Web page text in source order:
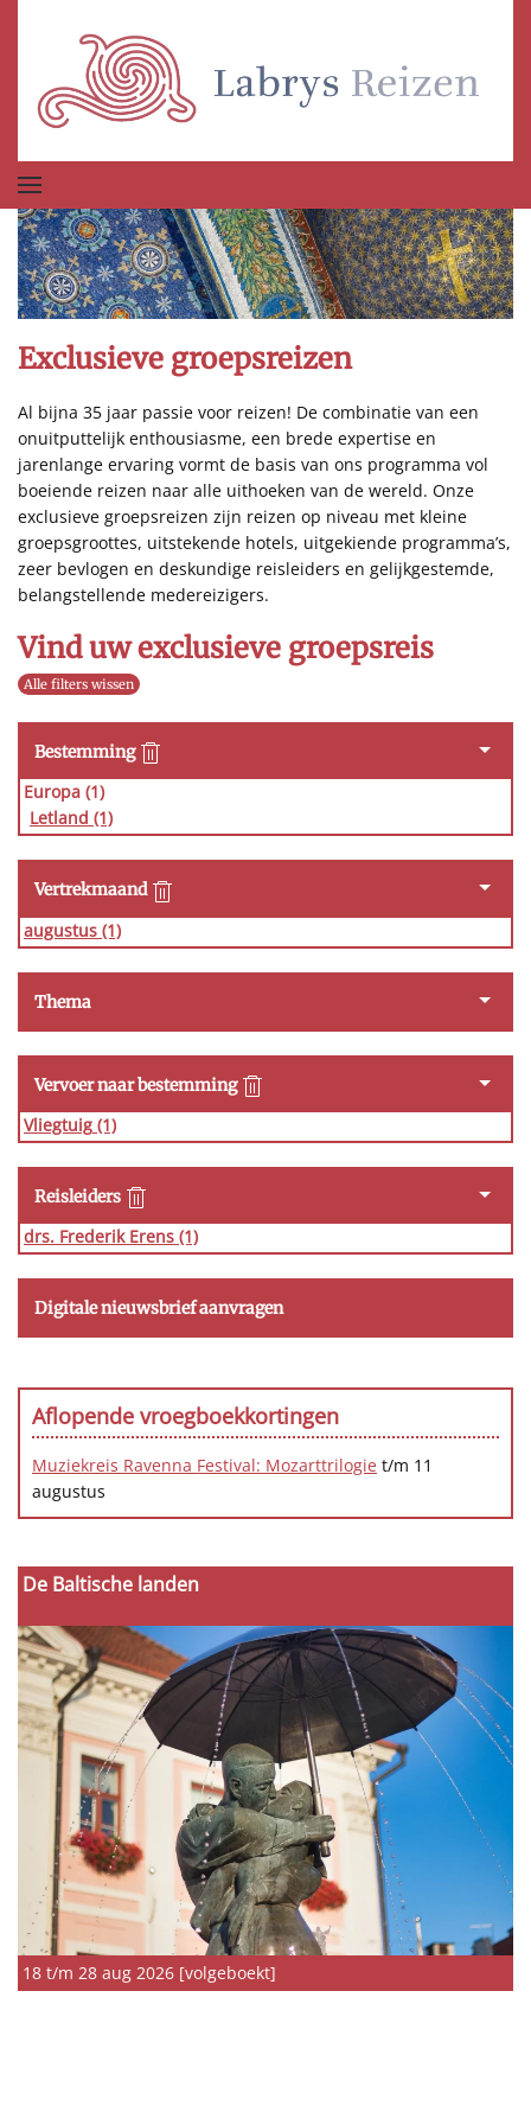
Terug naar hoofdinhoud
Exclusieve groepsreizen
Al bijna 35 jaar passie voor reizen! De combinatie van een
onuitputtelijk enthousiasme, een brede expertise en
jarenlange ervaring vormt de basis van ons programma vol
boeiende reizen naar alle uithoeken van de wereld. Onze
exclusieve groepsreizen zijn reizen op niveau met kleine
groepsgroottes, uitstekende hotels, uitgekiende programma’s,
zeer bevlogen en deskundige reisleiders en gelijkgestemde,
belangstellende medereizigers.
De Baltische landen
18 t/m 28 aug 2026 [volgeboekt]
Vind uw exclusieve groepsreis
Alle filters wissen
Bestemming
Europa (1)
Letland (1)
Vertrekmaand
augustus (1)
Thema
Vervoer naar bestemming
Vliegtuig (1)
Reisleiders
drs. Frederik Erens (1)
Digitale nieuwsbrief aanvragen
Aflopende vroegboekkortingen
Muziekreis Ravenna Festival: Mozarttrilogie t/m 11
augustus